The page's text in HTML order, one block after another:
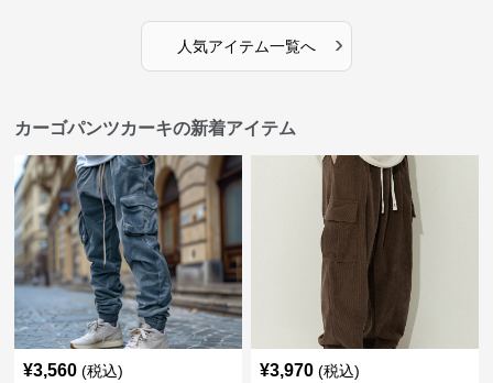
人気アイテム一覧へ ›
カーゴパンツカーキの新着アイテム
¥3,560 (税込) ¥3,970 (税込)